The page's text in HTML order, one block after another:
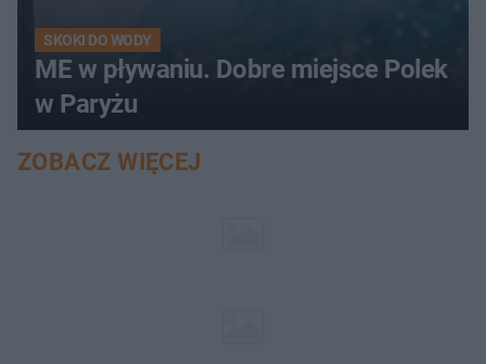
SKOKI DO WODY
ME w pływaniu. Dobre miejsce Polek
w Paryżu
ZOBACZ WIĘCEJ